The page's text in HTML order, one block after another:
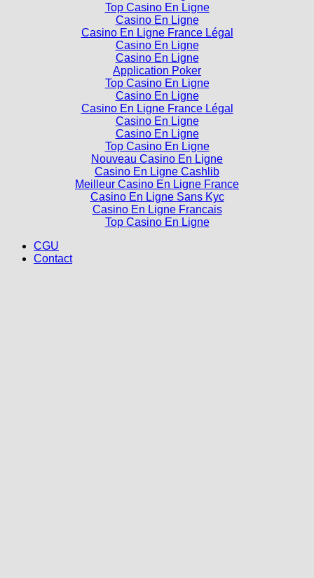
Top Casino En Ligne
Casino En Ligne
Casino En Ligne France Légal
Casino En Ligne
Casino En Ligne
Application Poker
Top Casino En Ligne
Casino En Ligne
Casino En Ligne France Légal
Casino En Ligne
Casino En Ligne
Top Casino En Ligne
Nouveau Casino En Ligne
Casino En Ligne Cashlib
Meilleur Casino En Ligne France
Casino En Ligne Sans Kyc
Casino En Ligne Francais
Top Casino En Ligne
CGU
Contact